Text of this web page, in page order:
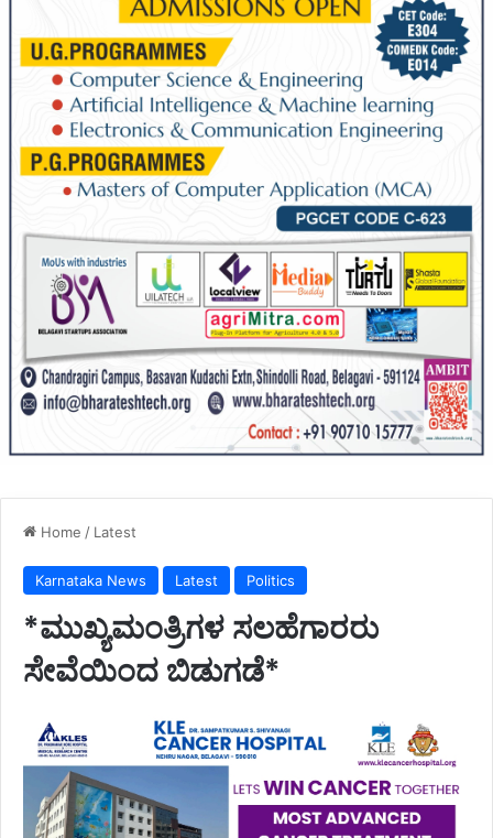
Home / Latest
Karnataka News Latest Politics
*ಮುಖ್ಯಮಂತ್ರಿಗಳ ಸಲಹೆಗಾರರು
ಸೇವೆಯಿಂದ ಬಿಡುಗಡೆ*